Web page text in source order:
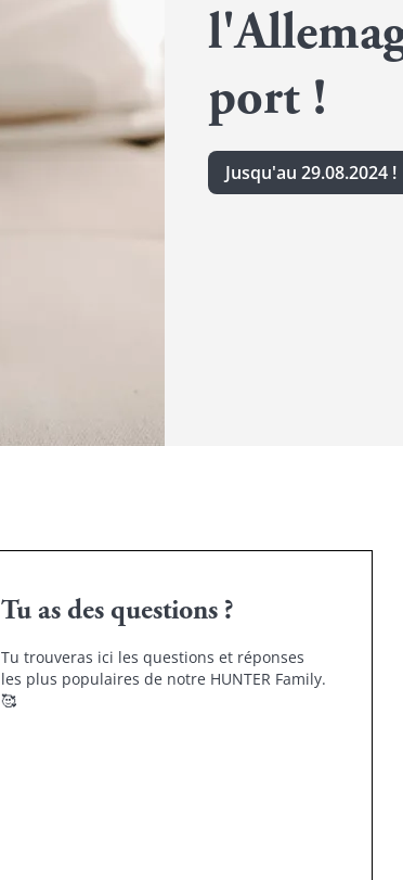
port !
Jusqu'au 29.08.2024 !
Tu as des questions ?
Tu trouveras ici les questions et réponses
les plus populaires de notre HUNTER Family.
🥰